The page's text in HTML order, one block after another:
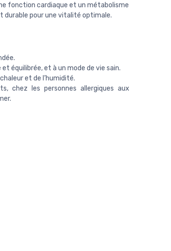
fonction cardiaque et un métabolisme
durable pour une vitalité optimale.
équilibrée, et à un mode de vie sain.
et de l’humidité.
chez les personnes allergiques aux